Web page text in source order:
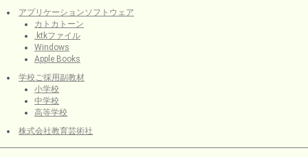
アプリケーションソフトウェア
カトカトーン
.ktkファイル
Windows
Apple Books
学校ご採用副教材
小学校
中学校
高等学校
株式会社教育芸術社